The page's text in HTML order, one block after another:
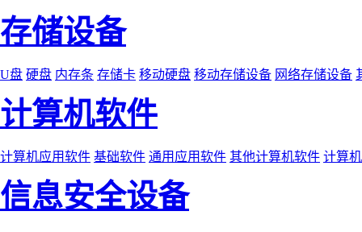
存储设备
U盘 硬盘 内存条 存储卡 移动硬盘 移动存储设备 网络存储设备
计算机软件
计算机应用软件 基础软件 通用应用软件 其他计算机软件 计算
信息安全设备